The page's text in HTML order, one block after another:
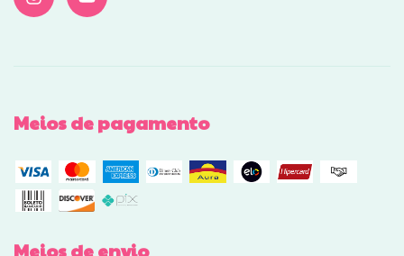
Meios de pagamento
Meios de envio